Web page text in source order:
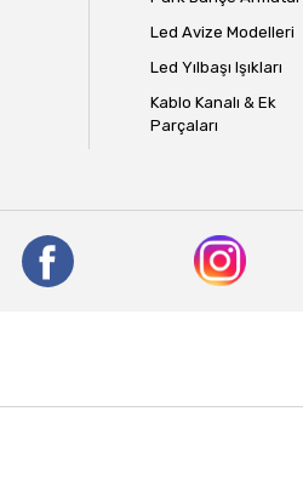
Led Avize Modelleri
Led Yılbaşı Işıkları
Kablo Kanalı & Ek
Parçaları